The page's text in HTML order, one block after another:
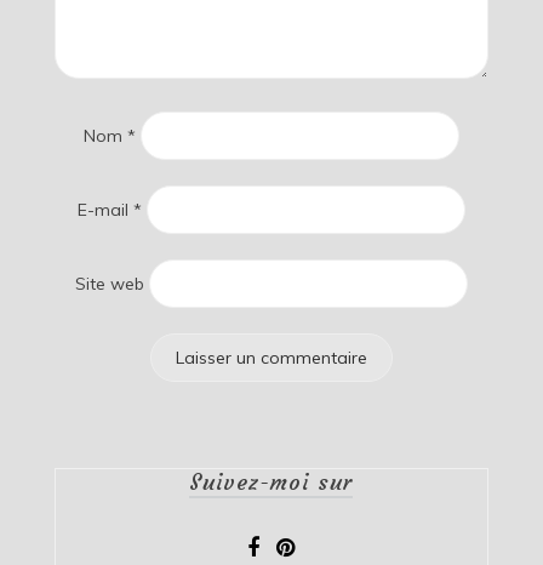
Nom *
E-mail *
Site web
Suivez-moi sur